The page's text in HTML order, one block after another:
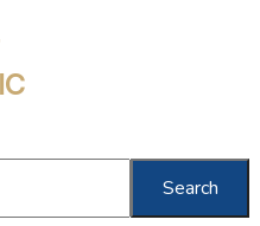
Search